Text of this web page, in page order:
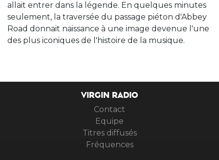
allait entrer dans la légende. En quelques minutes
seulement, la traversée du passage piéton d'Abbey
Road donnait naissance à une image devenue l'une
des plus iconiques de l'histoire de la musique.
VIRGIN RADIO
Contact
Equipe
Titres diffusés
Fréquences